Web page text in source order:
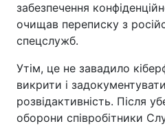
забезпечення
очищав переписку з
спецслужб.
Утім, це не завадило
викрити і
розвідактивність. Після
оборони співробітники